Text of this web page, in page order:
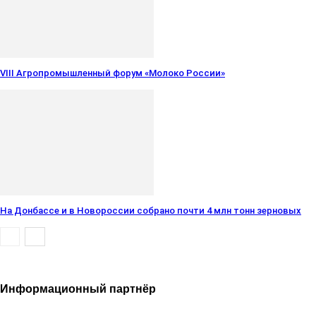
VIII Агропромышленный форум «Молоко России»
На Донбассе и в Новороссии собрано почти 4 млн тонн зерновых
Информационный партнёр